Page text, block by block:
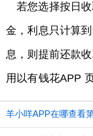
若您选择按日
金，利息只计算
息，则提前还款
用以有钱花APP
羊小咩APP在哪查看